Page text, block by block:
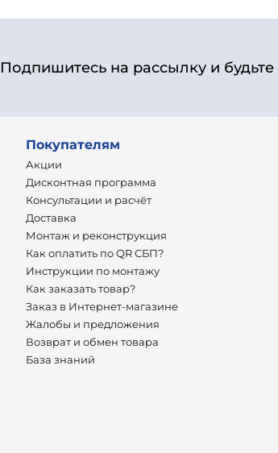
Подпишитесь на рассылку и
Покупателям
Акции
Дисконтная программа
Консультации и расчёт
Доставка
Монтаж и реконструкция
Как оплатить по QR СБП?
Инструкции по монтажу
Как заказать товар?
Заказ в Интернет-магазине
Жалобы и предложения
Возврат и обмен товара
База знаний